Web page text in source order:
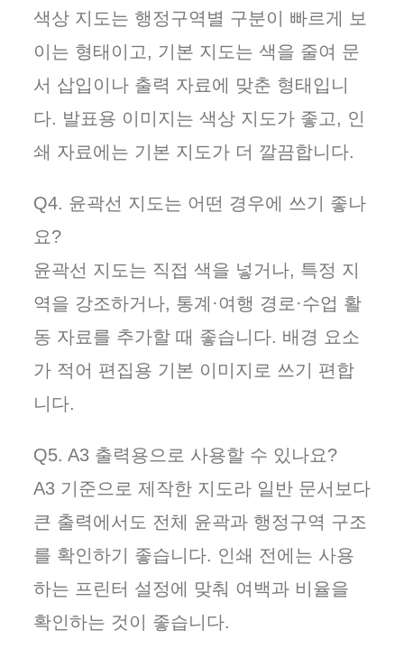
색상 지도는 행정구역별 구분이 빠르게 보
이는 형태이고, 기본 지도는 색을 줄여 문
서 삽입이나 출력 자료에 맞춘 형태입니
다. 발표용 이미지는 색상 지도가 좋고, 인
쇄 자료에는 기본 지도가 더 깔끔합니다.
Q4. 윤곽선 지도는 어떤 경우에 쓰기 좋나
요?
윤곽선 지도는 직접 색을 넣거나, 특정 지
역을 강조하거나, 통계·여행 경로·수업 활
동 자료를 추가할 때 좋습니다. 배경 요소
가 적어 편집용 기본 이미지로 쓰기 편합
니다.
Q5. A3 출력용으로 사용할 수 있나요?
A3 기준으로 제작한 지도라 일반 문서보다
큰 출력에서도 전체 윤곽과 행정구역 구조
를 확인하기 좋습니다. 인쇄 전에는 사용
하는 프린터 설정에 맞춰 여백과 비율을
확인하는 것이 좋습니다.